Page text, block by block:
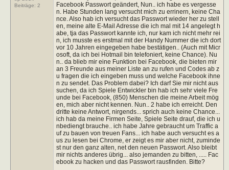
Beiträge: 2
Facebook Passwort geändert, Nun.. ich habe es vergesse
n. Habe Stunden lang versucht mich zu errinern, keine Cha
nce. Also hab ich versucht das Passwort wieder her zu stell
en, meine alte E-Mail Adresse die ich mal mit 14 angelegt h
abe, tja das Passwort kannte ich, nur kam ich nicht mehr rei
n, ich musste es erstmal mit der Handy Nummer die ich dort
vor 10 Jahren eingegeben habe bestätigen.. (Auch mit Micr
osoft, da ich bei Hotmail bin telefoniert, keine Chance). Nu
n.. da blieb mir eine Funktion bei Facebook, die bieten mir
an 3 Freunde aus meiner Liste an zu rufen und Codes ab z
u fragen die ich eingeben muss und welche Facebook ihne
n zu sendet. Das Problem dabei? Ich darf Sie mir nicht aus
suchen, da ich Spiele Entwickler bin hab ich sehr viele Fre
unde bei Facebook, (850) Menschen die meine Arbeit mög
en, mich aber nicht kennen. Nun.. 2 habe ich erreicht. Den
dritte keine Antwort, nirgends... sprich auch keine Chance...
ich hab da meine Firmen Seite, Spiele Seite drauf, die ich u
nbediengt brauche.. ich habe Jahre gebraucht um Traffic a
uf zu bauen von treuen Fans... ich habe auch versucht es a
us zu lesen bei Chrome, er zeigt es mir aber nicht, zuminde
st nur den ganz alten, net den neuen Passwort. Also bleibt
mir nichts anderes übrig... also jemanden zu bitten, ..... Fac
ebook zu hacken und das Passwort rausfinden. Bitte?